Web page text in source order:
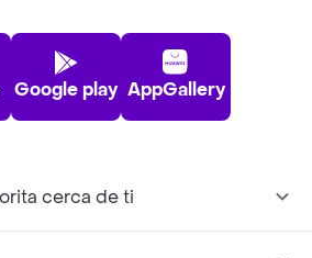
Google play AppGallery
cerca de ti